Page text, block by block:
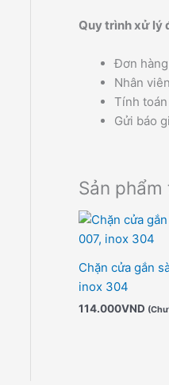
Quy trình xử lý
Đơn
Nhân
Tính
Gửi báo
Sản
Chặn cửa gắn
inox 304
114.000VND